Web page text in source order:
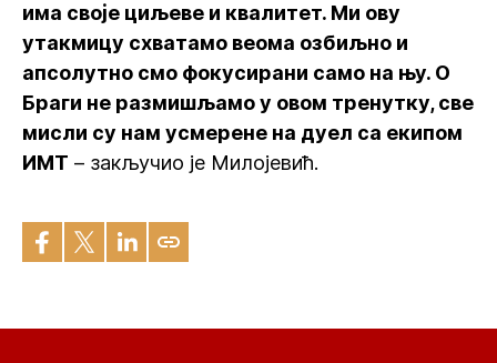
има своје циљеве и квалитет. Ми ову
утакмицу схватамо веома озбиљно и
апсолутно смо фокусирани само на њу. О
Браги не размишљамо у овом тренутку, све
мисли су нам усмерене на дуел са екипом
ИМТ – закључио је Милојевић.